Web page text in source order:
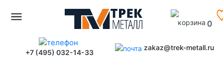
0
+7 (495) 032-14-33
zakaz@trek-metall.ru